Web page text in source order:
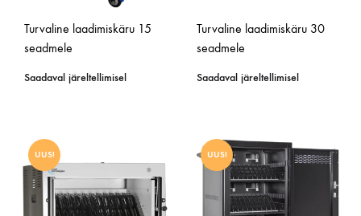
Turvaline laadimiskäru 15
seadmele
Saadaval järeltellimisel
Turvaline laadimiskäru 30
seadmele
Saadaval järeltellimisel
UUS! UUS!